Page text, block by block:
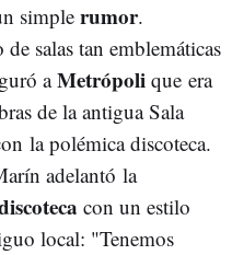
simple rumor.
salas tan emblemáticas
aMetrópoli que era
de la antigua Sala
la polémica discoteca.
adelantó la
con un estilo
local: "Tenemos